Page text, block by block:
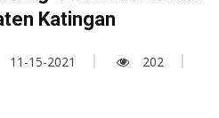
Katingan
11-15-2021
202